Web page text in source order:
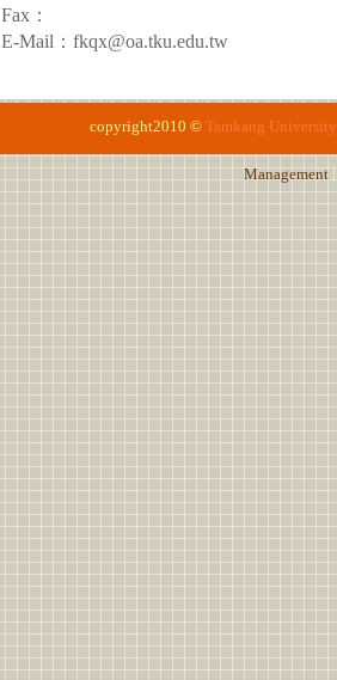
Fax：
E-Mail：fkqx@oa.tku.edu.tw
copyright2010 © Tamkang University
Management